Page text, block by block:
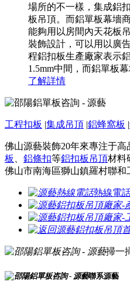
場所的不一樣，集成鋁
板吊頂。而鋁單板幕墻
能夠用以房間內天花板
裝飾設計，可以用以廣
程鋁扣板生產廠家表示
1.5mm中間，而鋁單板
了解詳情
工程扣板 |集成吊頂 |鋁蜂窩板 |
佛山源藝裝飾20年來專注于高
板
鋁條扣等鋁扣板吊頂材料
佛山市南海區獅山鎮羅村聯和
熱線電
掃一
聯系源藝